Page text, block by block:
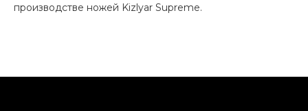
производстве ножей Kizlyar Supreme.